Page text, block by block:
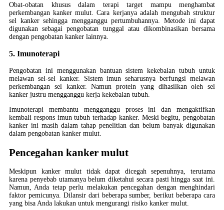
Obat-obatan khusus dalam terapi target mampu menghambat
perkembangan kanker mulut. Cara kerjanya adalah mengubah struktur
sel kanker sehingga mengganggu pertumbuhannya. Metode ini dapat
digunakan sebagai pengobatan tunggal atau dikombinasikan bersama
dengan pengobatan kanker lainnya.
5. Imunoterapi
Pengobatan ini menggunakan bantuan sistem kekebalan tubuh untuk
melawan sel-sel kanker. Sistem imun seharusnya berfungsi melawan
perkembangan sel kanker. Namun protein yang dihasilkan oleh sel
kanker justru mengganggu kerja kekebalan tubuh.
Imunoterapi membantu mengganggu proses ini dan mengaktifkan
kembali respons imun tubuh terhadap kanker. Meski begitu, pengobatan
kanker ini masih dalam tahap penelitian dan belum banyak digunakan
dalam pengobatan kanker mulut.
Pencegahan kanker mulut
Meskipun kanker mulut tidak dapat dicegah sepenuhnya, terutama
karena penyebab utamanya belum diketahui secara pasti hingga saat ini.
Namun, Anda tetap perlu melakukan pencegahan dengan menghindari
faktor pemicunya. Dilansir dari beberapa sumber, berikut beberapa cara
yang bisa Anda lakukan untuk mengurangi risiko kanker mulut.